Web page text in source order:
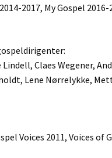
2017, My Gospel 2016-
Claes Wegener,
Lene Nørrelykke,
Voices 2011, Voices of